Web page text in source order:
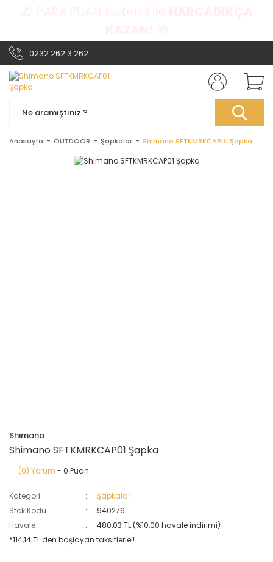
0232 262 3 262
Anasayfa OUTDOOR Şapkalar Shimano SFTKMRKCAP01 Şapka
Shimano
Shimano SFTKMRKCAP01 Şapka
(0) Yorum - 0 Puan
Kategori
Şapkalar
Stok Kodu
940276
Havale
480,03 TL (%10,00 havale indirimi)
*114,14 TL den başlayan taksitlerle!!